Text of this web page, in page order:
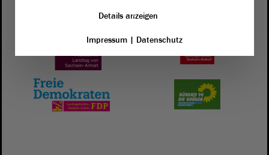
Details anzeigen
Impressum| Datenschutz